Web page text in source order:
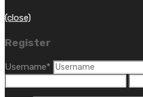
(close)
Register
Username*